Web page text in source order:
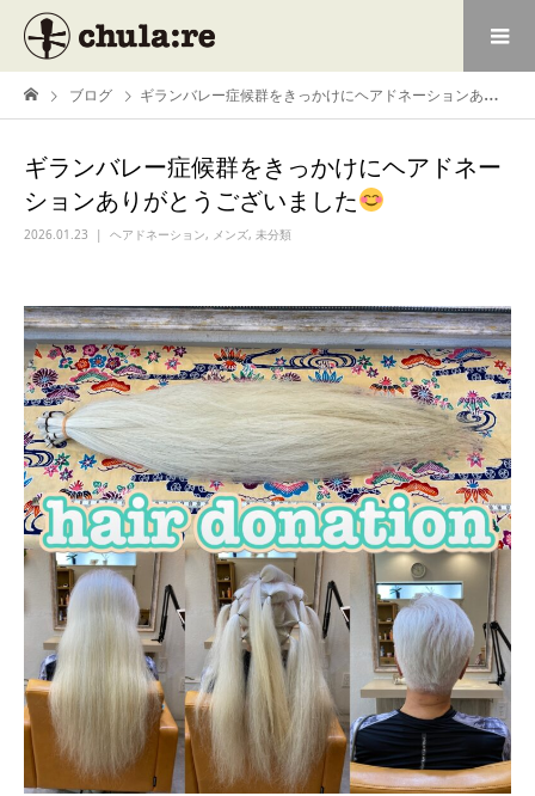
ブログ ギランバレー症候群をきっかけにヘアドネーションありがとうございました
ギランバレー症候群をきっかけにヘアドネー
ションありがとうございました
2026.01.23 ヘアドネーション, メンズ, 未分類